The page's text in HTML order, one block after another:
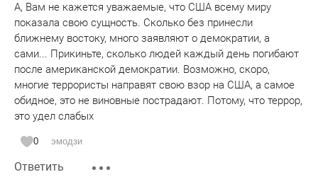
А, Вам не кажется уважаемые, что США всему миру
показала свою сущность. Сколько без принесли
ближнему востоку, много заявляют о демократии, а
сами... Прикиньте, сколько людей каждый день погибают
после американской демократии. Возможно, скоро,
многие террористы направят свою взор на США, а самое
обидное, это не виновные пострадают. Потому, что террор,
это удел слабых
0 эмодзи
Ответить